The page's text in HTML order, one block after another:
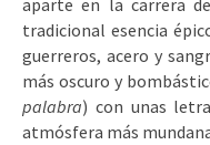
aparte en la carrera
tradicional esencia
guerreros, acero y
más oscuro y
palabra) con unas
atmósfera más